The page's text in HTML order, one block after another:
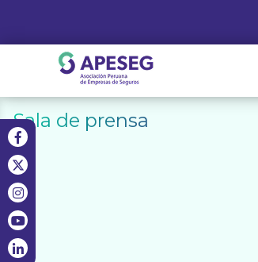
content
APESEG
Sala de prensa